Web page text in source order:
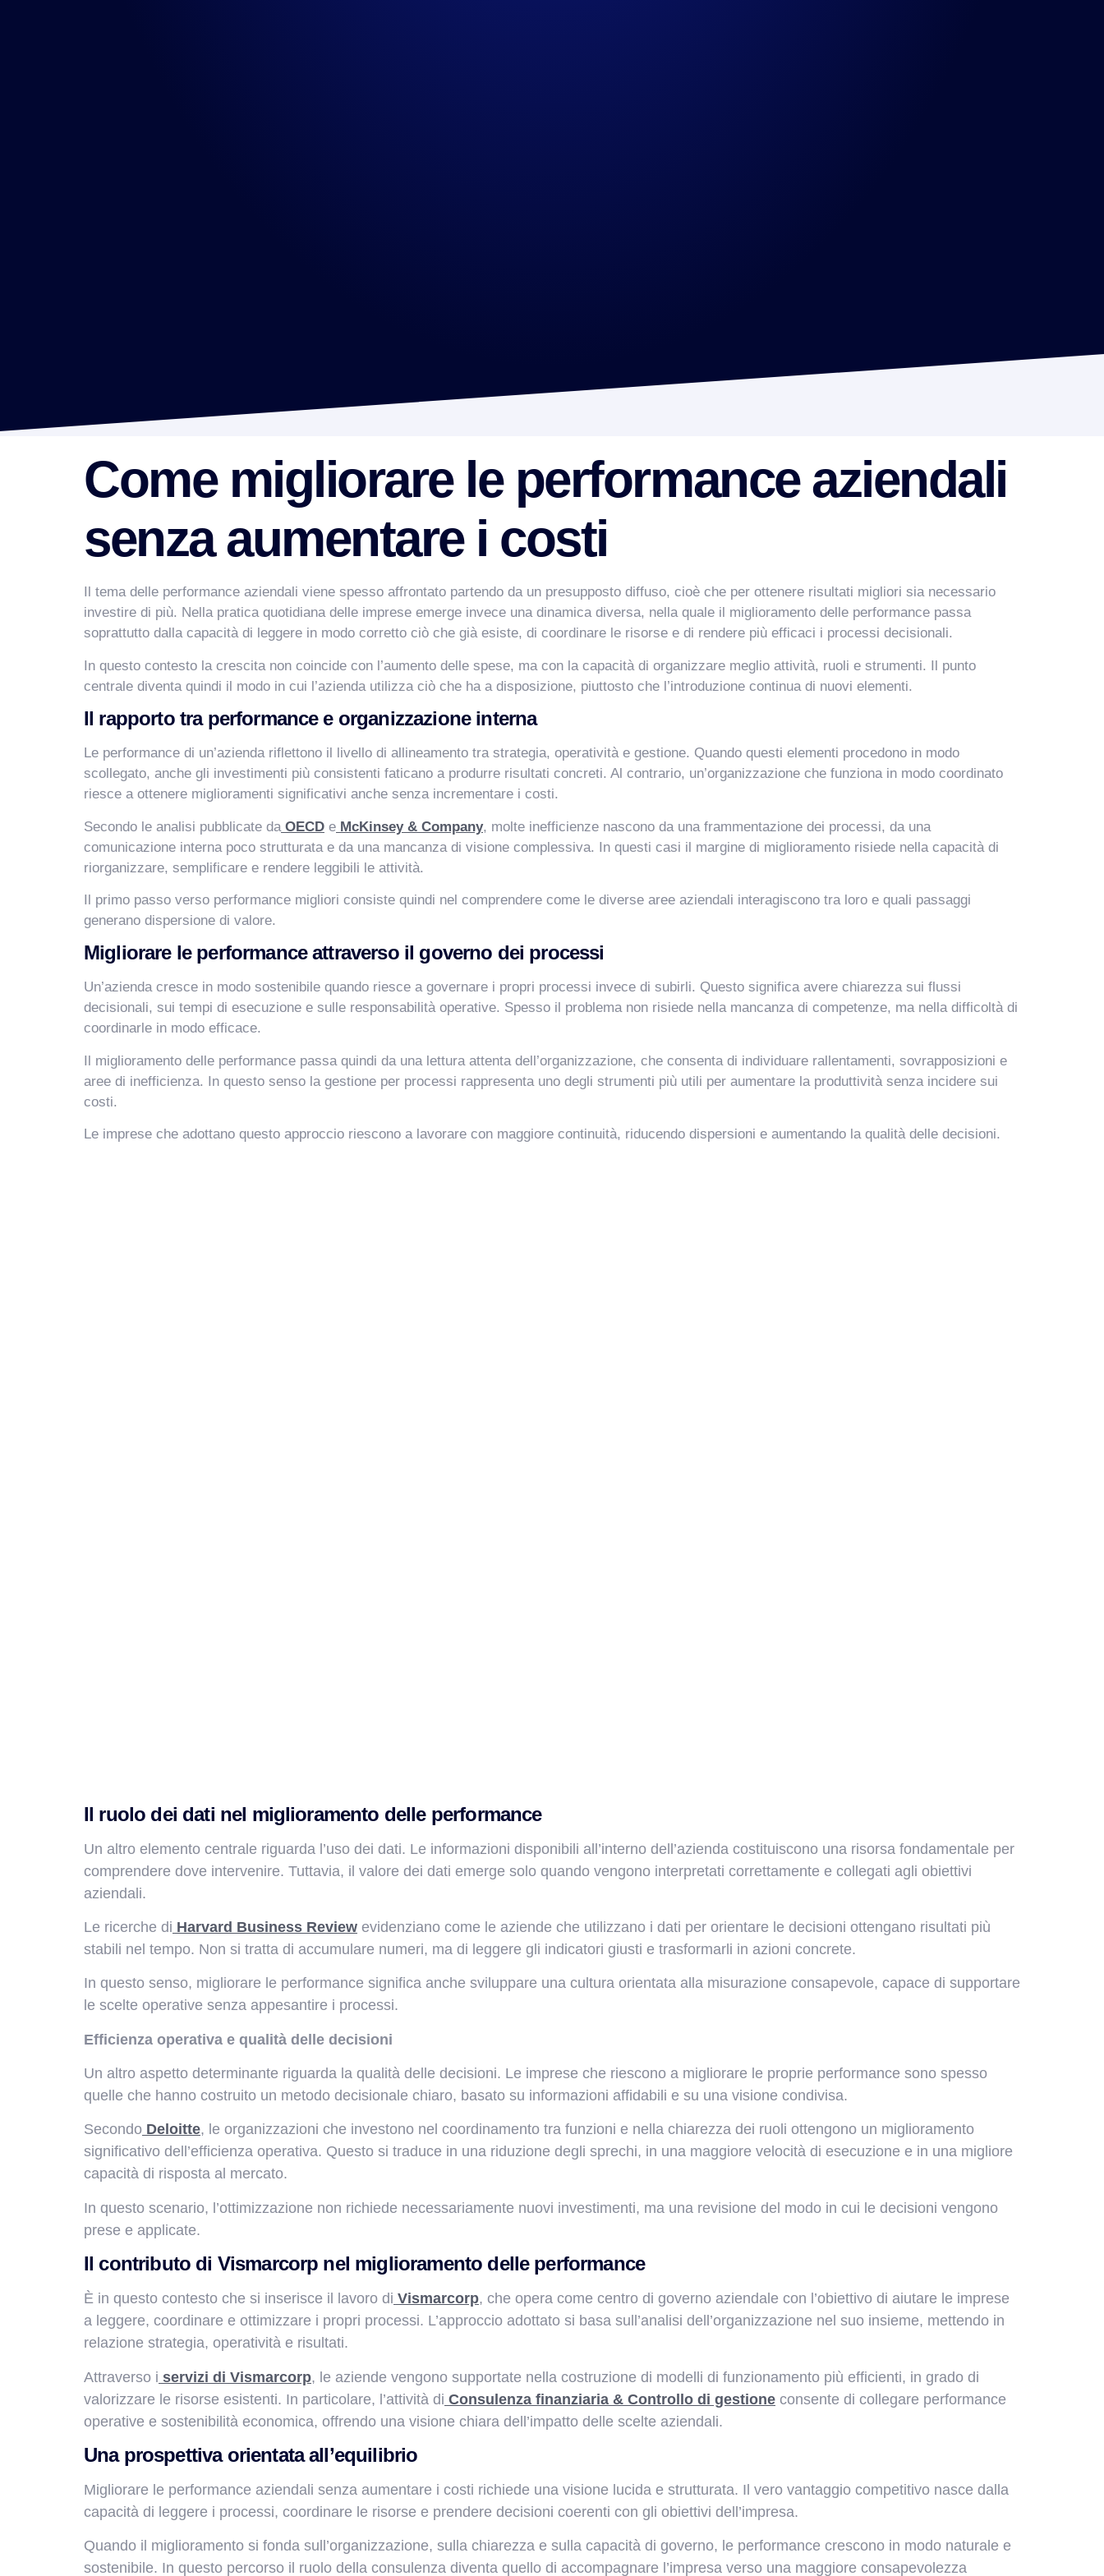
Come migliorare le performance aziendali
senza aumentare i costi
Il tema delle performance aziendali viene spesso affrontato partendo da un presupposto diffuso, cioè che per ottenere risultati migliori sia necessario
investire di più. Nella pratica quotidiana delle imprese emerge invece una dinamica diversa, nella quale il miglioramento delle performance passa
soprattutto dalla capacità di leggere in modo corretto ciò che già esiste, di coordinare le risorse e di rendere più efficaci i processi decisionali.
In questo contesto la crescita non coincide con l’aumento delle spese, ma con la capacità di organizzare meglio attività, ruoli e strumenti. Il punto
centrale diventa quindi il modo in cui l’azienda utilizza ciò che ha a disposizione, piuttosto che l’introduzione continua di nuovi elementi.
Il rapporto tra performance e organizzazione interna
Le performance di un’azienda riflettono il livello di allineamento tra strategia, operatività e gestione. Quando questi elementi procedono in modo
scollegato, anche gli investimenti più consistenti faticano a produrre risultati concreti. Al contrario, un’organizzazione che funziona in modo coordinato
riesce a ottenere miglioramenti significativi anche senza incrementare i costi.
Secondo le analisi pubblicate da OECD e McKinsey & Company, molte inefficienze nascono da una frammentazione dei processi, da una
comunicazione interna poco strutturata e da una mancanza di visione complessiva. In questi casi il margine di miglioramento risiede nella capacità di
riorganizzare, semplificare e rendere leggibili le attività.
Il primo passo verso performance migliori consiste quindi nel comprendere come le diverse aree aziendali interagiscono tra loro e quali passaggi
generano dispersione di valore.
Migliorare le performance attraverso il governo dei processi
Un’azienda cresce in modo sostenibile quando riesce a governare i propri processi invece di subirli. Questo significa avere chiarezza sui flussi
decisionali, sui tempi di esecuzione e sulle responsabilità operative. Spesso il problema non risiede nella mancanza di competenze, ma nella difficoltà di
coordinarle in modo efficace.
Il miglioramento delle performance passa quindi da una lettura attenta dell’organizzazione, che consenta di individuare rallentamenti, sovrapposizioni e
aree di inefficienza. In questo senso la gestione per processi rappresenta uno degli strumenti più utili per aumentare la produttività senza incidere sui
costi.
Le imprese che adottano questo approccio riescono a lavorare con maggiore continuità, riducendo dispersioni e aumentando la qualità delle decisioni.
Il ruolo dei dati nel miglioramento delle performance
Un altro elemento centrale riguarda l’uso dei dati. Le informazioni disponibili all’interno dell’azienda costituiscono una risorsa fondamentale per
comprendere dove intervenire. Tuttavia, il valore dei dati emerge solo quando vengono interpretati correttamente e collegati agli obiettivi
aziendali.
Le ricerche di Harvard Business Review evidenziano come le aziende che utilizzano i dati per orientare le decisioni ottengano risultati più
stabili nel tempo. Non si tratta di accumulare numeri, ma di leggere gli indicatori giusti e trasformarli in azioni concrete.
In questo senso, migliorare le performance significa anche sviluppare una cultura orientata alla misurazione consapevole, capace di supportare
le scelte operative senza appesantire i processi.
Efficienza operativa e qualità delle decisioni
Un altro aspetto determinante riguarda la qualità delle decisioni. Le imprese che riescono a migliorare le proprie performance sono spesso
quelle che hanno costruito un metodo decisionale chiaro, basato su informazioni affidabili e su una visione condivisa.
Secondo Deloitte, le organizzazioni che investono nel coordinamento tra funzioni e nella chiarezza dei ruoli ottengono un miglioramento
significativo dell’efficienza operativa. Questo si traduce in una riduzione degli sprechi, in una maggiore velocità di esecuzione e in una migliore
capacità di risposta al mercato.
In questo scenario, l’ottimizzazione non richiede necessariamente nuovi investimenti, ma una revisione del modo in cui le decisioni vengono
prese e applicate.
Il contributo di Vismarcorp nel miglioramento delle performance
È in questo contesto che si inserisce il lavoro di Vismarcorp, che opera come centro di governo aziendale con l’obiettivo di aiutare le imprese
a leggere, coordinare e ottimizzare i propri processi. L’approccio adottato si basa sull’analisi dell’organizzazione nel suo insieme, mettendo in
relazione strategia, operatività e risultati.
Attraverso i servizi di Vismarcorp, le aziende vengono supportate nella costruzione di modelli di funzionamento più efficienti, in grado di
valorizzare le risorse esistenti. In particolare, l’attività di Consulenza finanziaria & Controllo di gestione consente di collegare performance
operative e sostenibilità economica, offrendo una visione chiara dell’impatto delle scelte aziendali.
Una prospettiva orientata all’equilibrio
Migliorare le performance aziendali senza aumentare i costi richiede una visione lucida e strutturata. Il vero vantaggio competitivo nasce dalla
capacità di leggere i processi, coordinare le risorse e prendere decisioni coerenti con gli obiettivi dell’impresa.
Quando il miglioramento si fonda sull’organizzazione, sulla chiarezza e sulla capacità di governo, le performance crescono in modo naturale e
sostenibile. In questo percorso il ruolo della consulenza diventa quello di accompagnare l’impresa verso una maggiore consapevolezza